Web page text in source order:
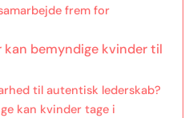
frem for
bemyndige kvinder til
til autentisk lederskab?
kan kvinder tage i